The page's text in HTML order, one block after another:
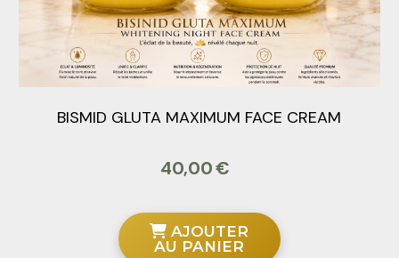
BISMID GLUTA MAXIMUM FACE CREAM
40,00€
AJOUTER
AU PANIER